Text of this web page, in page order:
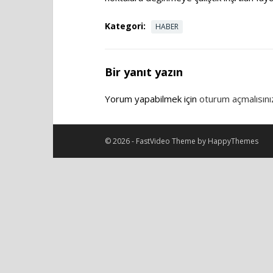
Kategori: HABER
Bir yanıt yazın
Yorum yapabilmek için oturum
© 2026 - FastVideo Theme by HappyThemes